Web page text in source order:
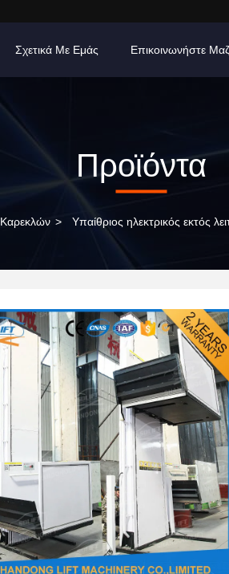
Σχετικά Με Εμάς Επικοινωνήστε
Προϊόντα
> Υπαίθριος ηλεκτρικός εκτός